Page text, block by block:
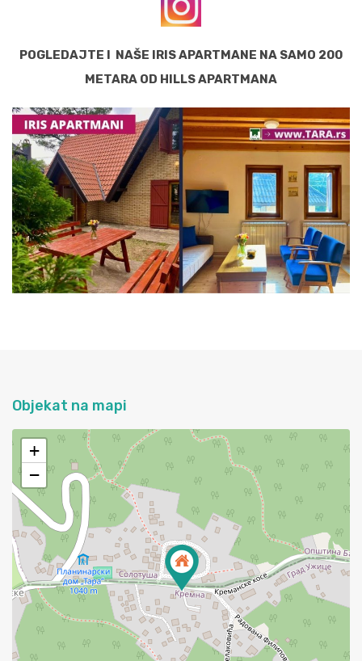
POGLEDAJTE I NAŠE IRIS APARTMANE NA SAMO 200
METARA OD HILLS APARTMANA
Objekat na mapi
+
−